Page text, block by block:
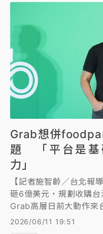
Grab想併
題 「平台是基
力」
【記者施智齡／台北報
砸6億美元，規劃收購
Grab高層日前大動作來
升服務品質、尊重台灣
會，多位學者表達國安
2026/06/11 19:51